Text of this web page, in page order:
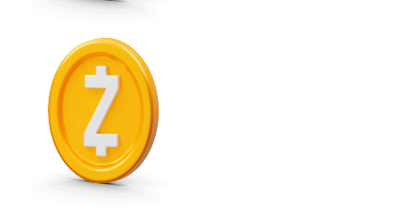
Tarjeta de crédito / débito
Utiliza tarjetas Visa y Mastercard para comprar
Comprar con tarjeta
Tienda - Tarjetas regalo
Nuevo
Compra tarjetas regalo de tus marcas favoritas con